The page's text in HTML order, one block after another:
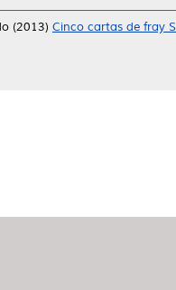
(2013) Cinco cartas de fray